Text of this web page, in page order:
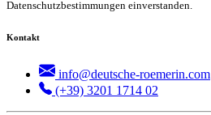
Datenschutzbestimmungen einverstanden.
Kontakt
info@deutsche-roemerin.com
(+39) 3201 1714 02